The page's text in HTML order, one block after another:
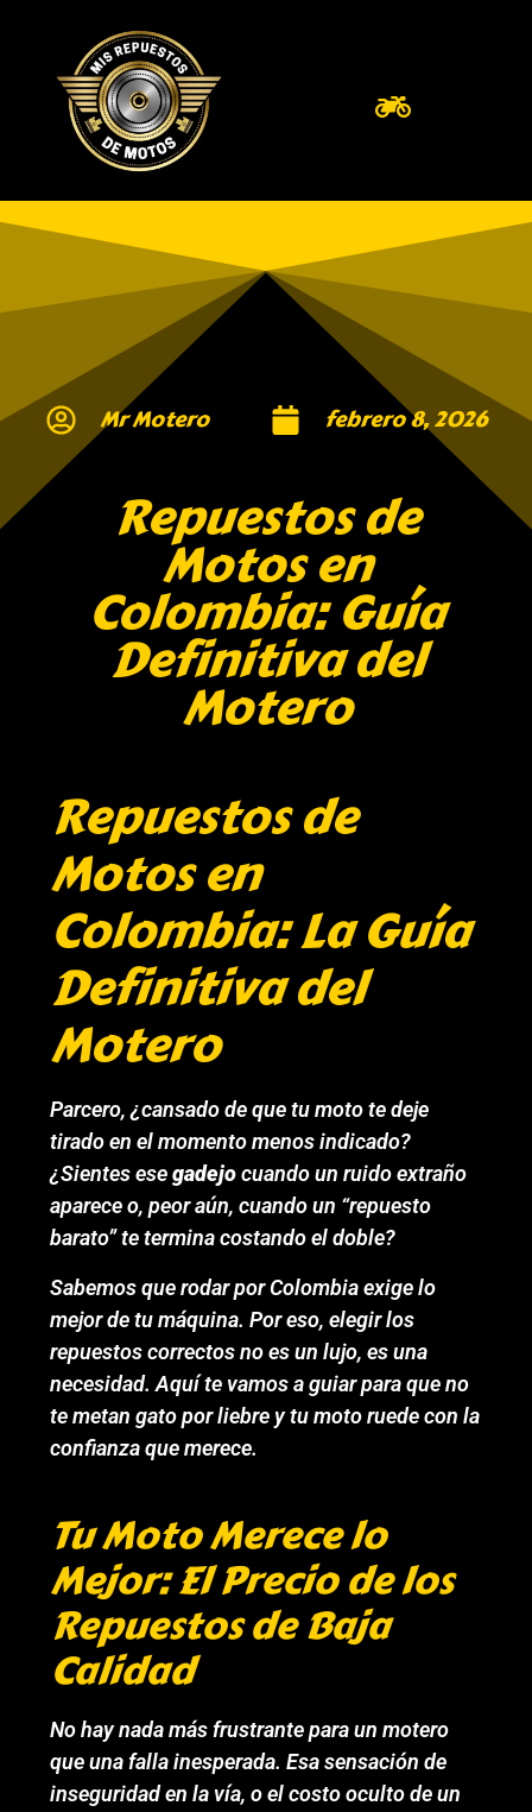
Mr Motero febrero 8, 2026
Repuestos de
Motos en
Colombia: Guía
Definitiva del
Motero
Repuestos de
Motos en
Colombia: La Guía
Definitiva del
Motero
Parcero, ¿cansado de que tu moto te deje
tirado en el momento menos indicado?
¿Sientes esegadejocuando un ruido extraño
aparece o, peor aún, cuando un “repuesto
barato” te termina costando el doble?
Sabemos que rodar por Colombia exige lo
mejor de tu máquina. Por eso, elegir los
repuestos correctos no es un lujo, es una
necesidad. Aquí te vamos a guiar para que no
te metan gato por liebre y tu moto ruede con la
confianza que merece.
Tu Moto Merece lo
Mejor: El Precio de los
Repuestos de Baja
Calidad
No hay nada más frustrante para un motero
que una falla inesperada. Esa sensación de
inseguridad en la vía, o el costo oculto de un